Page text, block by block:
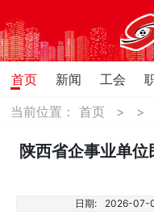
首页 新闻 工会
当前位置：首页 > >
陕西省企事业单
日期: 2026-07-